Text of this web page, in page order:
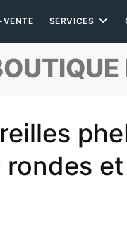
VENTE SERVICES
rondes